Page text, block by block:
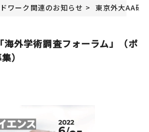
ワーク関連のお知らせ 東京外大AA研
海外学術調査フォーラム」（ポ
）